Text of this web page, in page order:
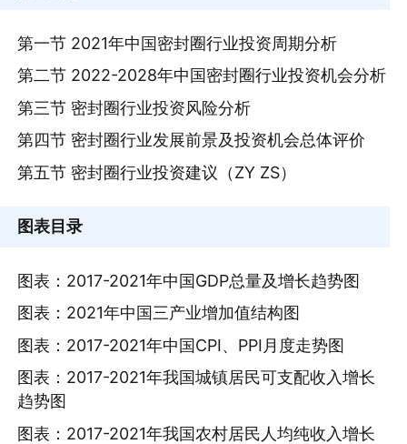
第一节 2021年中国密封圈行业投资周期分析
第二节 2022-2028年中国密封圈行业投资机会分析
第三节 密封圈行业投资风险分析
第四节 密封圈行业发展前景及投资机会总体评价
第五节 密封圈行业投资建议（ZY ZS）
图表目录
图表：2017-2021年中国GDP总量及增长趋势图
图表：2021年中国三产业增加值结构图
图表：2017-2021年中国CPI、PPI月度走势图
图表：2017-2021年我国城镇居民可支配收入增长
趋势图
图表：2017-2021年我国农村居民人均纯收入增长